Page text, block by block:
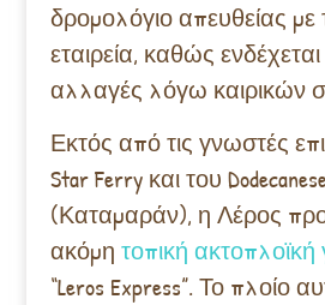
δρομολόγιο απευθείας με
εταιρεία, καθώς
αλλαγές λόγω καιρικών
Εκτός από τις γνωστές
Star Ferry και του
(Καταμαράν), η Λέρος
ακόμητοπική
“Leros Express”. Το πλοίο